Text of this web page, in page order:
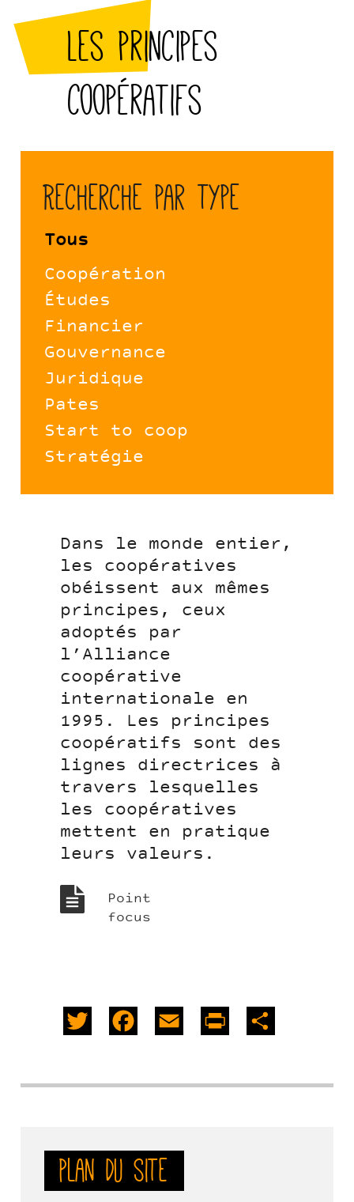
Les principes
coopératifs
Recherche par type
Tous
Coopération
Études
Financier
Gouvernance
Juridique
Pates
Start to coop
Stratégie
Dans le monde entier,
les coopératives
obéissent aux mêmes
principes, ceux
adoptés par
l’Alliance
coopérative
internationale en
1995. Les principes
coopératifs sont des
lignes directrices à
travers lesquelles
les coopératives
mettent en pratique
leurs valeurs.
Point
focus
Twitter FacebookEmail PrintFriendly
Plan du site